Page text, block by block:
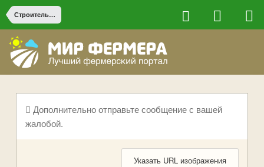
Строительство на ферме
Дополнительно отправьте сообщение с вашей
жалобой.
Указать URL изображения